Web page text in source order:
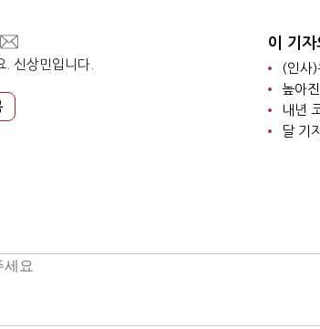
. 신상민입니다.
이 기
(인사)
높아
내년
달 기